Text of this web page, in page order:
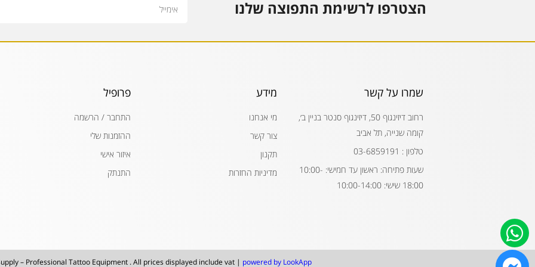
הצטרפו לרשימת התפוצה שלנו
שמרו על קשר
רחוב דיזינגוף 50, דיזינגוף סנטר בניין ב׳,
קומה שנייה, תל אביב
טלפון : 03-6859191
שעות פתיחה: ראשון עד חמישי: 10:00-
18:00 שישי: 10:00-14:00
מידע
מי אנחנו
צור קשר
תקנון
מדיניות החזרות
פרופיל
התחבר / הרשמה
ההזמנות שלי
איזור אישי
התנתק
– Professional Tattoo Equipment . All prices displayed include vat | powered by LookApp.